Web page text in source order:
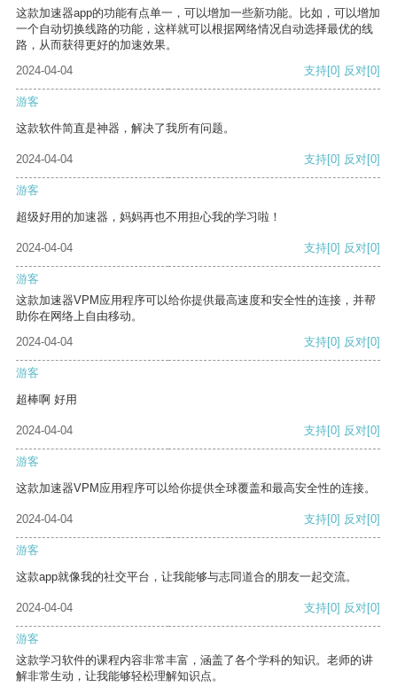
这款加速器app的功能有点单一，可以增加一些新功能。比如，可以增加
一个自动切换线路的功能，这样就可以根据网络情况自动选择最优的线
路，从而获得更好的加速效果。
2024-04-04
支持[0] 反对[0]
游客
这款软件简直是神器，解决了我所有问题。
2024-04-04 支持[0] 反对[0]
游客
超级好用的加速器，妈妈再也不用担心我的学习啦！
2024-04-04 支持[0] 反对[0]
游客
这款加速器VPM应用程序可以给你提供最高速度和安全性的连接，并帮
助你在网络上自由移动。
2024-04-04
支持[0] 反对[0]
游客
超棒啊 好用
2024-04-04 支持[0] 反对[0]
游客
这款加速器VPM应用程序可以给你提供全球覆盖和最高安全性的连接。
2024-04-04 支持[0] 反对[0]
游客
这款app就像我的社交平台，让我能够与志同道合的朋友一起交流。
2024-04-04 支持[0] 反对[0]
游客
这款学习软件的课程内容非常丰富，涵盖了各个学科的知识。老师的讲
解非常生动，让我能够轻松理解知识点。